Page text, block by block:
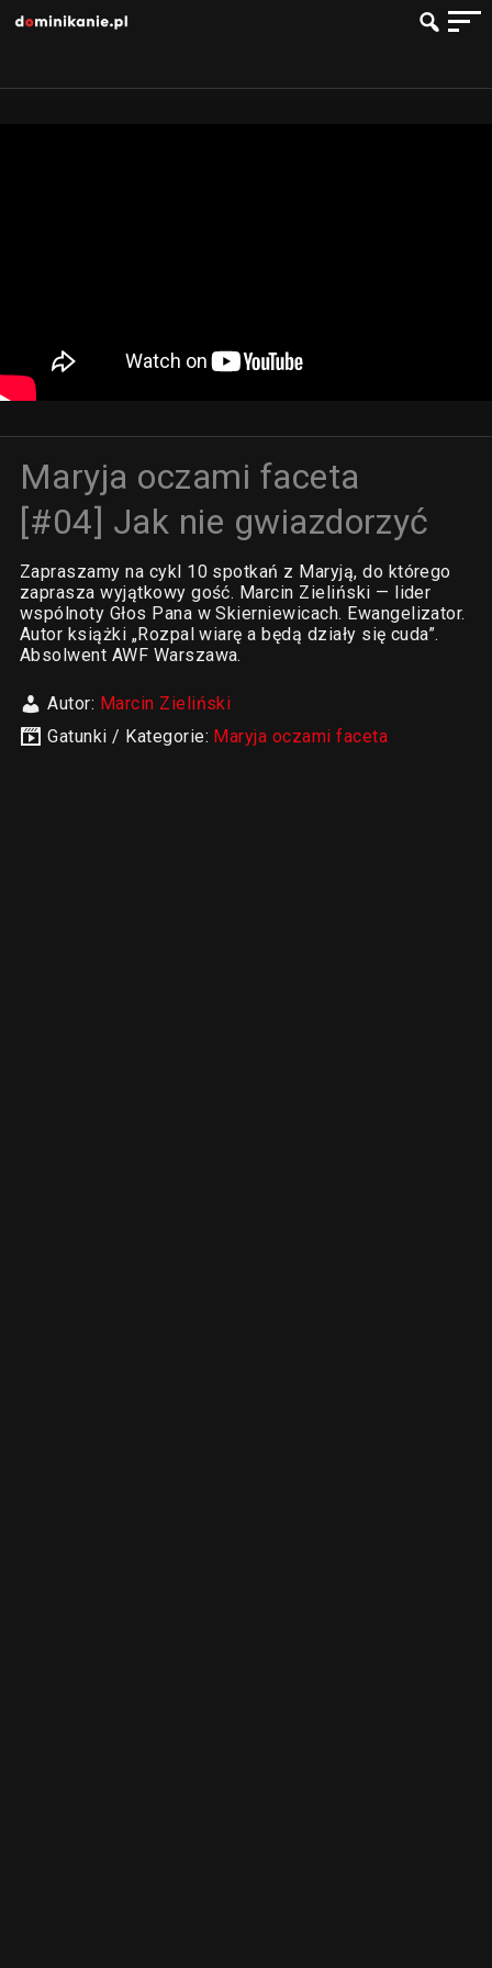
Maryja oczami faceta
[#04] Jak nie gwiazdorzyć
Zapraszamy na cykl 10 spotkań z Maryją, do którego
zaprasza wyjątkowy gość. Marcin Zieliński — lider
wspólnoty Głos Pana w Skierniewicach. Ewangelizator.
Autor książki „Rozpal wiarę a będą działy się cuda”.
Absolwent AWF Warszawa.
Autor: Marcin Zieliński
Gatunki / Kategorie: Maryja oczami faceta